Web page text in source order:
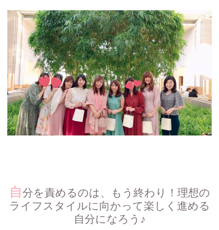
自分を責めるのは、もう終わり！理想の
ライフスタイルに向かって楽しく進める
自分になろう♪